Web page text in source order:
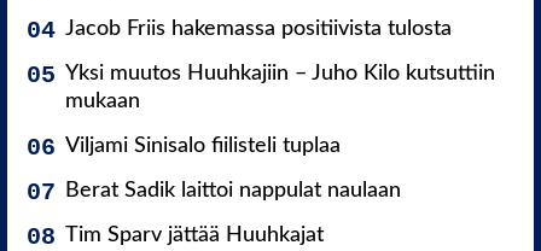
Jacob Friis hakemassa positiivista tulosta
Yksi muutos Huuhkajiin – Juho Kilo kutsuttiin
mukaan
Viljami Sinisalo fiilisteli tuplaa
Berat Sadik laittoi nappulat naulaan
Tim Sparv jättää Huuhkajat